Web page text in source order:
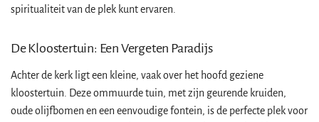
spiritualiteit van de plek kunt ervaren.
De Kloostertuin: Een Vergeten Paradijs
Achter de kerk ligt een kleine, vaak over het hoofd geziene
kloostertuin. Deze ommuurde tuin, met zijn geurende kruiden,
oude olijfbomen en een eenvoudige fontein, is de perfecte plek voor